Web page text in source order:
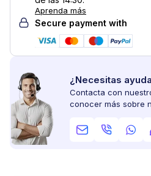
Aprenda más
Secure payment with
¿Necesitas
Contacta con
conocer más sobre